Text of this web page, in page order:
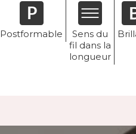
Postformable
Sens du
fil dans la
longueur